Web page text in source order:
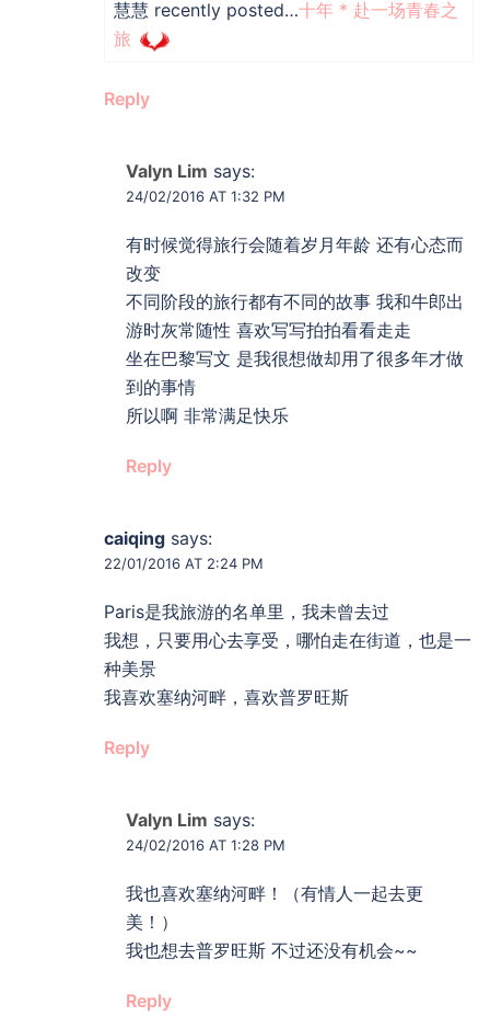
慧慧 recently posted…十年 * 赴一场青春之
旅
Reply
Valyn Lim says:
24/02/2016 AT 1:32 PM
有时候觉得旅行会随着岁月年龄 还有心态而
改变
不同阶段的旅行都有不同的故事 我和牛郎出
游时灰常随性 喜欢写写拍拍看看走走
坐在巴黎写文 是我很想做却用了很多年才做
到的事情
所以啊 非常满足快乐
Reply
caiqing says:
22/01/2016 AT 2:24 PM
Paris是我旅游的名单里，我未曾去过
我想，只要用心去享受，哪怕走在街道，也是一
种美景
我喜欢塞纳河畔，喜欢普罗旺斯
Reply
Valyn Lim says:
24/02/2016 AT 1:28 PM
我也喜欢塞纳河畔！（有情人一起去更
美！）
我也想去普罗旺斯 不过还没有机会~~
Reply